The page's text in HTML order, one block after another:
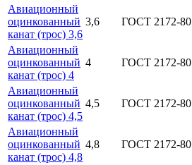
Авиационный
оцинкованный
канат (трос) 3,6
3,6 ГОСТ 2172-80
Авиационный
оцинкованный
канат (трос) 4
4 ГОСТ 2172-80
Авиационный
оцинкованный
канат (трос) 4,5
4,5 ГОСТ 2172-80
Авиационный
оцинкованный
канат (трос) 4,8
4,8 ГОСТ 2172-80